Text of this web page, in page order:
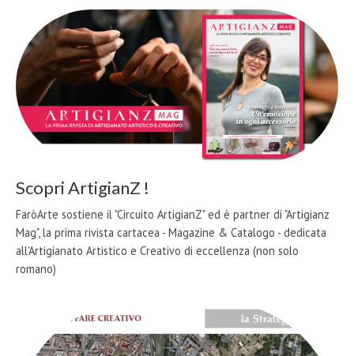
Scopri ArtigianZ !
FaròArte sostiene il "Circuito ArtigianZ" ed è partner di "Artigianz
Mag", la prima rivista cartacea - Magazine & Catalogo - dedicata
all'Artigianato Artistico e Creativo di eccellenza (non solo
romano)